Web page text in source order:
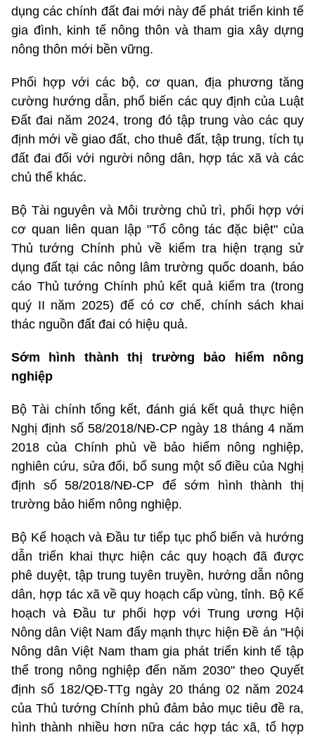
dụng các chính đất đai mới này để phát triển kinh tế
gia đình, kinh tế nông thôn và tham gia xây dựng
nông thôn mới bền vững.
Phối hợp với các bộ, cơ quan, địa phương tăng
cường hướng dẫn, phổ biến các quy định của Luật
Đất đai năm 2024, trong đó tập trung vào các quy
định mới về giao đất, cho thuê đất, tập trung, tích tụ
đất đai đối với người nông dân, hợp tác xã và các
chủ thể khác.
Bộ Tài nguyên và Môi trường chủ trì, phối hợp với
cơ quan liên quan lập "Tổ công tác đặc biệt" của
Thủ tướng Chính phủ về kiểm tra hiện trạng sử
dụng đất tại các nông lâm trường quốc doanh, báo
cáo Thủ tướng Chính phủ kết quả kiểm tra (trong
quý II năm 2025) để có cơ chế, chính sách khai
thác nguồn đất đai có hiệu quả.
Sớm hình thành thị trường bảo hiểm nông
nghiệp
Bộ Tài chính tổng kết, đánh giá kết quả thực hiện
Nghị định số 58/2018/NĐ-CP ngày 18 tháng 4 năm
2018 của Chính phủ về bảo hiểm nông nghiệp,
nghiên cứu, sửa đổi, bổ sung một số điều của Nghị
định số 58/2018/NĐ-CP để sớm hình thành thị
trường bảo hiểm nông nghiệp.
Bộ Kế hoạch và Đầu tư tiếp tục phổ biến và hướng
dẫn triển khai thực hiện các quy hoạch đã được
phê duyệt, tập trung tuyên truyền, hướng dẫn nông
dân, hợp tác xã về quy hoạch cấp vùng, tỉnh. Bộ Kế
hoạch và Đầu tư phối hợp với Trung ương Hội
Nông dân Việt Nam đẩy mạnh thực hiện Đề án "Hội
Nông dân Việt Nam tham gia phát triển kinh tế tập
thể trong nông nghiệp đến năm 2030" theo Quyết
định số 182/QĐ-TTg ngày 20 tháng 02 năm 2024
của Thủ tướng Chính phủ đảm bảo mục tiêu đề ra,
hình thành nhiều hơn nữa các hợp tác xã, tổ hợp